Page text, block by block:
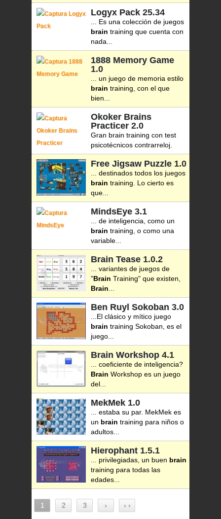
Logyx Pack 25.34
... Es una colección de juegos
brain training que cuenta con
nada...
1888 Memory Game
1.0
... un juego de memoria estilo
brain training, con el que
bien...
Okoker Brains
Practicer 2.0
Gran brain training con test
psicotécnicos contrarreloj.
Free Jigsaw Puzzle 1.0
... destinados todos los juegos
brain training. Lo cierto es
que...
MindsEye 3.1
... de inteligencia, como un
brain training, o como una
variable...
Brain Tease 1.0.2
... variantes de juegos de
"Brain Training" que existen,
Brain
Ben Ruyl Sokoban 3.0
...El clásico y mítico juego
brain training Sokoban, es el
juego...
Brain Workshop 4.1
... coeficiente de inteligencia?
Brain Workshop es un juego
del...
MekMek 1.0
... estaba su par. MekMek es
un brain training para niños o
adultos...
Hierophant 1.5.1
... privilegiadas, un buen brain
training para todas las
edades...
1 2 3 › › ›